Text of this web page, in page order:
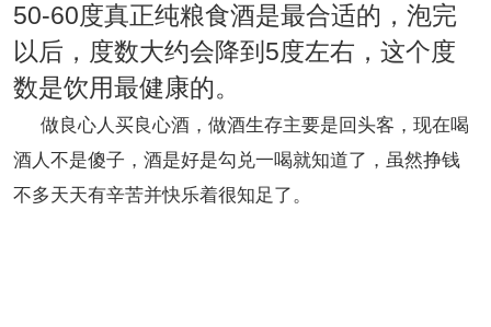
50-60度真正纯粮食酒是最合适的，泡完
以后，度数大约会降到 5度左右，这个度
数是饮用最健康的。
做良心人买良心酒，做酒生存主要是回头客，现在喝
酒人不是傻子，酒是好是勾兑一喝就知道了，虽然挣钱
不多天天有辛苦并快乐着很知足了。